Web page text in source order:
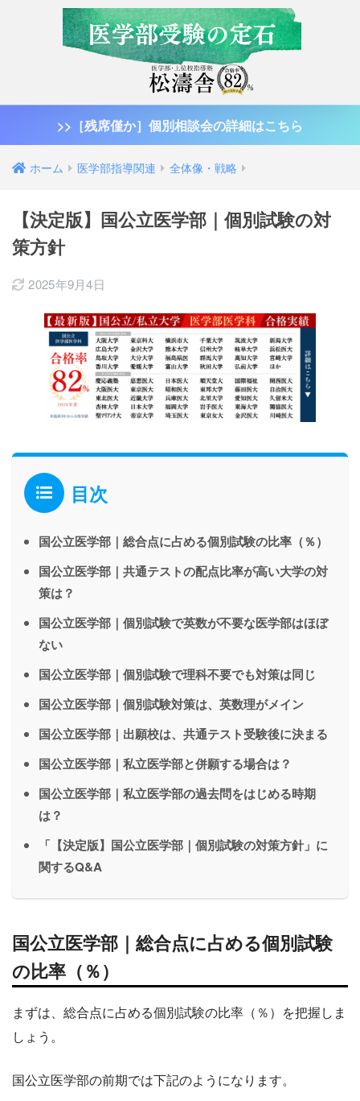
>>［残席僅か］個別相談会の詳細はこちら
ホーム 医学部指導関連 全体像・戦略
【決定版】国公立医学部｜個別試験の対
策方針
2025年9月4日
目次
国公立医学部｜総合点に占める個別試験の比率（％）
国公立医学部｜共通テストの配点比率が高い大学の対
策は？
国公立医学部｜個別試験で英数が不要な医学部はほぼ
ない
国公立医学部｜個別試験で理科不要でも対策は同じ
国公立医学部｜個別試験対策は、英数理がメイン
国公立医学部｜出願校は、共通テスト受験後に決まる
国公立医学部｜私立医学部と併願する場合は？
国公立医学部｜私立医学部の過去問をはじめる時期
は？
「【決定版】国公立医学部｜個別試験の対策方針」に
関するQ&A
国公立医学部｜総合点に占める個別試験
の比率（％）
まずは、総合点に占める個別試験の比率（％）を把握しま
しょう。
国公立医学部の前期では下記のようになります。